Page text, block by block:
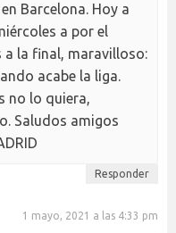
Barcelona. Hoy a
a por el
a la final, maravilloso:
acabe la liga.
no lo quiera,
Saludos amigos
Responder
1 mayo, 2021 a las 4:33 pm